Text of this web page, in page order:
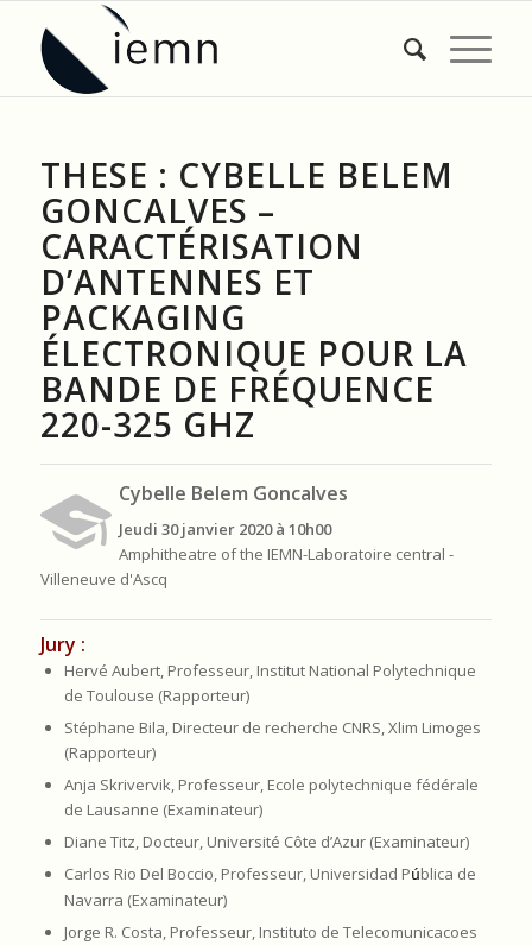
THESE : CYBELLE BELEM
GONCALVES –
CARACTÉRISATION
D’ANTENNES ET
PACKAGING
ÉLECTRONIQUE POUR LA
BANDE DE FRÉQUENCE
220-325 GHZ
Cybelle Belem Goncalves
Jeudi 30 janvier 2020 à 10h00
Amphitheatre of the IEMN-Laboratoire central -
Villeneuve d'Ascq
Jury :
Hervé Aubert, Professeur, Institut National Polytechnique
de Toulouse (Rapporteur)
Stéphane Bila, Directeur de recherche CNRS, Xlim Limoges
(Rapporteur)
Anja Skrivervik, Professeur, Ecole polytechnique fédérale
de Lausanne (Examinateur)
Diane Titz, Docteur, Université Côte d’Azur (Examinateur)
Carlos Rio Del Boccio, Professeur, Universidad Pública de
Navarra (Examinateur)
Jorge R. Costa, Professeur, Instituto de Telecomunicacoes